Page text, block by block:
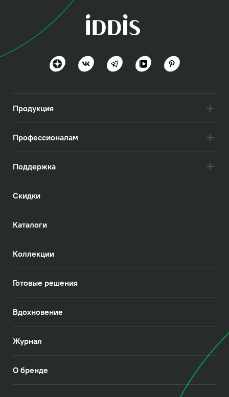
коллекция
Бэйс (Base)
Продукция
Профессионалам
Поддержка
Скидки
Каталоги
Коллекции
Готовые решения
Вдохновение
Журнал
О бренде